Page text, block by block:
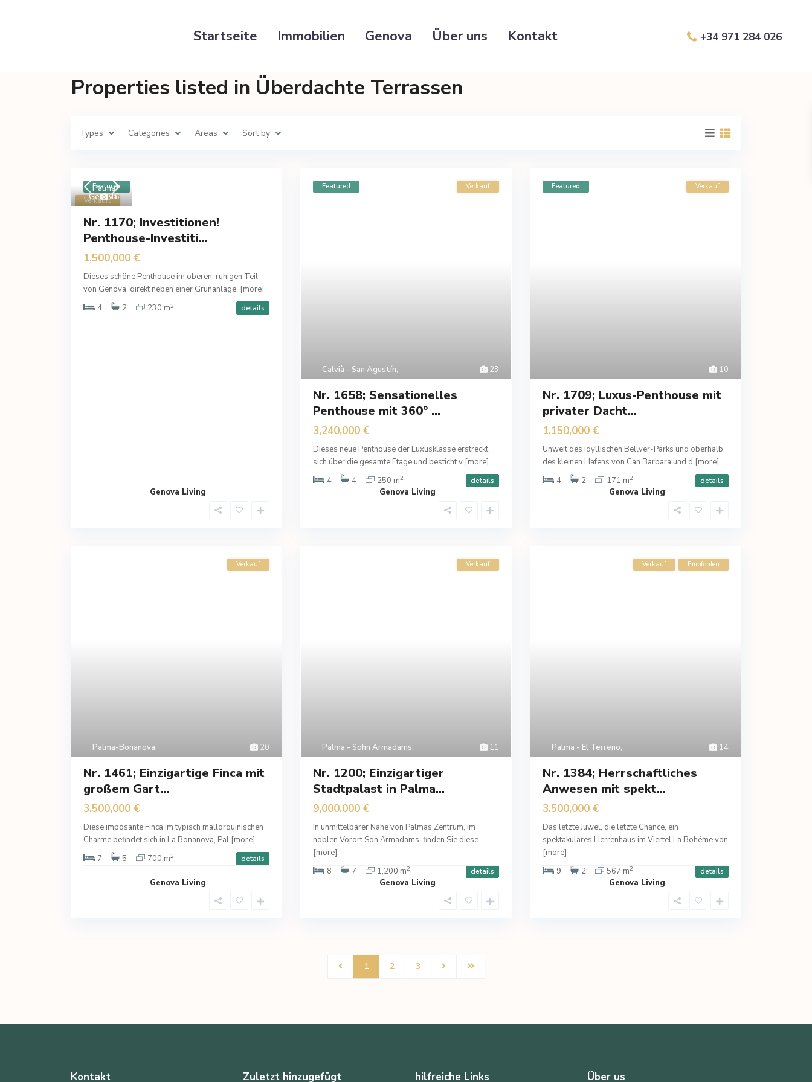
+34 971 284 026
Startseite Immobilien Genova Über uns Kontakt
Properties listed in Überdachte Terrassen
Types Categories Areas Sort by
16
Palma
- Genova,
Featured
Verkauft
Nr. 1170; Investitionen!
Penthouse-Investiti...
1,500,000 €
Dieses schöne Penthouse im oberen, ruhigen Teil
von Genova, direkt neben einer Grünanlage, [more]
4
2 230 m2 details
Genova Living
23
Calvià - San Agustín,
Featured Verkauf
Nr. 1658; Sensationelles
Penthouse mit 360° ...
3,240,000 €
Dieses neue Penthouse der Luxusklasse erstreckt
sich über die gesamte Etage und besticht v [more]
4
4 250 m2 details
Genova Living
10
Featured Verkauf
Nr. 1709; Luxus-Penthouse mit
privater Dacht...
1,150,000 €
Unweit des idyllischen Bellver-Parks und oberhalb
des kleinen Hafens von Can Barbara und d [more]
4
2 171 m2 details
Genova Living
20
Palma-Bonanova,
Verkauf
Nr. 1461; Einzigartige Finca mit
großem Gart...
3,500,000 €
Diese imposante Finca im typisch mallorquinischen
Charme befindet sich in La Bonanova, Pal [more]
7
5 700 m2 details
Genova Living
11
Palma - Sohn Armadams,
Verkauf
Nr. 1200; Einzigartiger
Stadtpalast in Palma...
9,000,000 €
In unmittelbarer Nähe von Palmas Zentrum, im
noblen Vorort Son Armadams, finden Sie diese
[more]
8
7 1,200 m2 details
Genova Living
14
Palma - El Terreno,
Verkauf Empfohlen
Nr. 1384; Herrschaftliches
Anwesen mit spekt...
3,500,000 €
Das letzte Juwel, die letzte Chance, ein
spektakuläres Herrenhaus im Viertel La Bohéme von
[more]
9
2 567 m2 details
Genova Living
1 2 3
Kontakt Zuletzt hinzugefügt hilfreiche Links Über us